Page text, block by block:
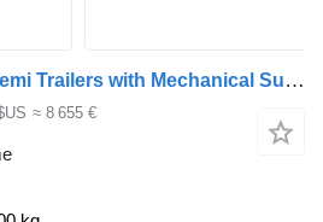
Titan 3 Axle Flatbed Semi Trailers with Mechanical Suspension
≈ 8 655 €